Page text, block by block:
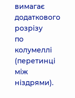
вимагає
додаткового
розрізу
по
колумеллі
(перетинці
між
ніздрями).